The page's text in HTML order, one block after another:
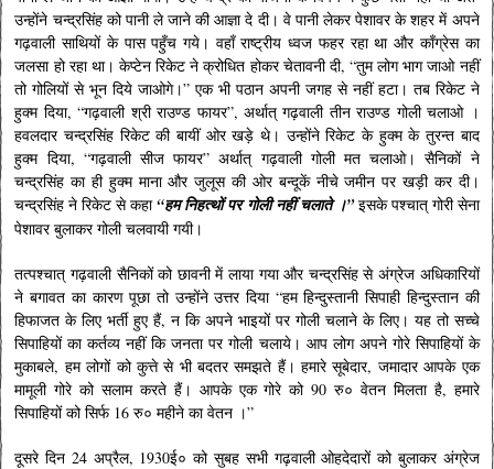
उन्होंने चन्द्रसिंह को पानी ले जाने की आज्ञा दे दी। वे पानी लेकर पेशावर के शहर में अपने
गढ़वाली साथियों के पास पहुँच गये। वहाँ राष्ट्रीय ध्वज फहर रहा था और काँग्रेस का
जलसा हो रहा था। केप्टेन रिकेट ने क्रोधित होकर चेतावनी दी, “तुम लोग भाग जाओ नहीं
तो गोलियों से भून दिये जाओगे।” एक भी पठान अपनी जगह से नहीं हटा। तब रिकेट ने
हुक्म दिया, “गढ़वाली श्री राउण्ड फायर”, अर्थात् गढ़वाली तीन राउण्ड गोली चलाओ ।
हवलदार चन्द्रसिंह रिकेट की बायीं ओर खड़े थे। उन्होंने रिकेट के हुक्म के तुरन्त बाद
हुक्म दिया, “गढ़वाली सीज फायर” अर्थात् गढ़वाली गोली मत चलाओ। सैनिकों ने
चन्द्रसिंह का ही हुक्म माना और जुलूस की ओर बन्दूकें नीचे जमीन पर खड़ी कर दी।
चन्द्रसिंह ने रिकेट से कहा“हम निहत्थों पर गोली नहीं चलाते ।”इसके पश्चात् गोरी सेना
पेशावर बुलाकर गोली चलवायी गयी।
तत्पश्चात् गढ़वाली सैनिकों को छावनी में लाया गया और चन्द्रसिंह से अंग्रेज अधिकारियों
ने बगावत का कारण पूछा तो उन्होंने उत्तर दिया “हम हिन्दुस्तानी सिपाही हिन्दुस्तान की
हिफाजत के लिए भर्ती हुए हैं, न कि अपने भाइयों पर गोली चलाने के लिए। यह तो सच्चे
सिपाहियों का कर्तव्य नहीं कि जनता पर गोली चलाये। आप लोग अपने गोरे सिपाहियों के
मुकाबले, हम लोगों को कुत्ते से भी बदतर समझते हैं। हमारे सूबेदार, जमादार आपके एक
मामूली गोरे को सलाम करते हैं। आपके एक गोरे को 90 रु० वेतन मिलता है, हमारे
सिपाहियों को सिर्फ 16 रु० महीने का वेतन ।”
दूसरे दिन 24 अप्रैल, 1930ई० को सुबह सभी गढ़वाली ओहदेदारों को बुलाकर अंग्रेज